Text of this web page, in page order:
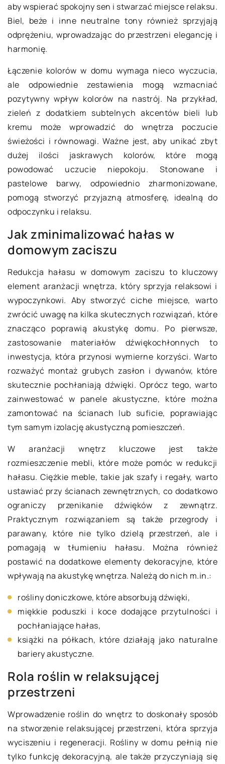
aby wspierać spokojny sen i stwarzać miejsce relaksu.
Biel, beże i inne neutralne tony również sprzyjają
odprężeniu, wprowadzając do przestrzeni elegancję i
harmonię.
Łączenie kolorów w domu wymaga nieco wyczucia,
ale odpowiednie zestawienia mogą wzmacniać
pozytywny wpływ kolorów na nastrój. Na przykład,
zieleń z dodatkiem subtelnych akcentów bieli lub
kremu może wprowadzić do wnętrza poczucie
świeżości i równowagi. Ważne jest, aby unikać zbyt
dużej ilości jaskrawych kolorów, które mogą
powodować uczucie niepokoju. Stonowane i
pastelowe barwy, odpowiednio zharmonizowane,
pomogą stworzyć przyjazną atmosferę, idealną do
odpoczynku i relaksu.
Jak zminimalizować hałas w
domowym zaciszu
Redukcja hałasu w domowym zaciszu to kluczowy
element aranżacji wnętrza, który sprzyja relaksowi i
wypoczynkowi. Aby stworzyć ciche miejsce, warto
zwrócić uwagę na kilka skutecznych rozwiązań, które
znacząco poprawią akustykę domu. Po pierwsze,
zastosowanie materiałów dźwiękochłonnych to
inwestycja, która przynosi wymierne korzyści. Warto
rozważyć montaż grubych zasłon i dywanów, które
skutecznie pochłaniają dźwięki. Oprócz tego, warto
zainwestować w panele akustyczne, które można
zamontować na ścianach lub suficie, poprawiając
tym samym izolację akustyczną pomieszczeń.
W aranżacji wnętrz kluczowe jest także
rozmieszczenie mebli, które może pomóc w redukcji
hałasu. Ciężkie meble, takie jak szafy i regały, warto
ustawiać przy ścianach zewnętrznych, co dodatkowo
ograniczy przenikanie dźwięków z zewnątrz.
Praktycznym rozwiązaniem są także przegrody i
parawany, które nie tylko dzielą przestrzeń, ale i
pomagają w tłumieniu hałasu. Można również
postawić na dodatkowe elementy dekoracyjne, które
wpływają na akustykę wnętrza. Należą do nich m.in.:
rośliny doniczkowe, które absorbują dźwięki,
miękkie poduszki i koce dodające przytulności i
pochłaniające hałas,
książki na półkach, które działają jako naturalne
bariery akustyczne.
Rola roślin w relaksującej
przestrzeni
Wprowadzenie roślin do wnętrz to doskonały sposób
na stworzenie relaksującej przestrzeni, która sprzyja
wyciszeniu i regeneracji. Rośliny w domu pełnią nie
tylko funkcję dekoracyjną, ale także przyczyniają się